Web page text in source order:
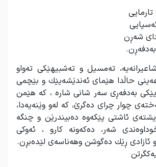
شەڕن
.
تەمسیل و تەشبیهێكی تەواو
عەینی حاڵدا هێمای ئەندێشەیێك و بێچمی
بەدفەڕی سەر شانی شارە ، كە هێمن
چوار چرای دەگرێ، كە لەو وێنەیەدا،
ئاشتی پێكەوە دەبیندرێن و چنگە
شەر، دەكەونە كارو ، ئەوكی
ئازادی ڕێك دەگوشن وهەناسەی لێدەبڕن.